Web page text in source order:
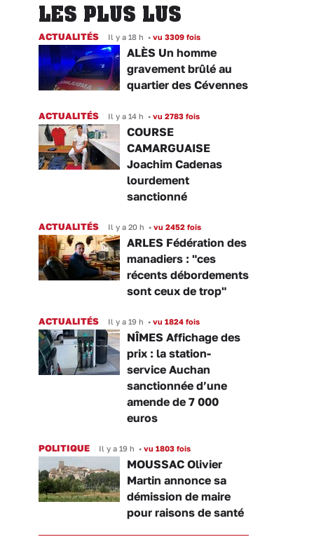
LES PLUS LUS
ACTUALITÉS Il y a 18 h • vu 3309 fois
ALÈS Un homme
gravement brûlé au
quartier des Cévennes
ACTUALITÉS Il y a 14 h • vu 2783 fois
COURSE
CAMARGUAISE
Joachim Cadenas
lourdement
sanctionné
ACTUALITÉS Il y a 20 h • vu 2452 fois
ARLES Fédération des
manadiers : "ces
récents débordements
sont ceux de trop"
ACTUALITÉS Il y a 19 h • vu 1824 fois
NÎMES Affichage des
prix : la station-
service Auchan
sanctionnée d’une
amende de 7 000
euros
POLITIQUE Il y a 19 h • vu 1803 fois
MOUSSAC Olivier
Martin annonce sa
démission de maire
pour raisons de santé